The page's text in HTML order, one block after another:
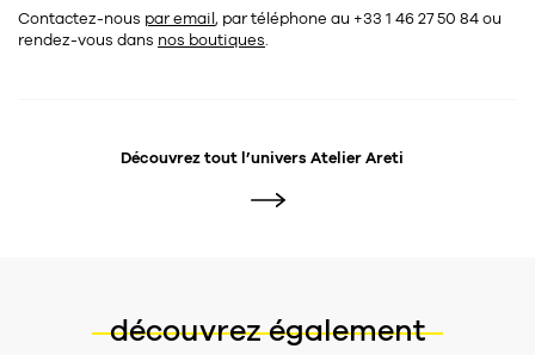
Contactez-nous par email, par téléphone au +33 1 46 27 50 84ou
rendez-vous dans nos boutiques.
Découvrez tout l’univers Atelier Areti
découvrez également